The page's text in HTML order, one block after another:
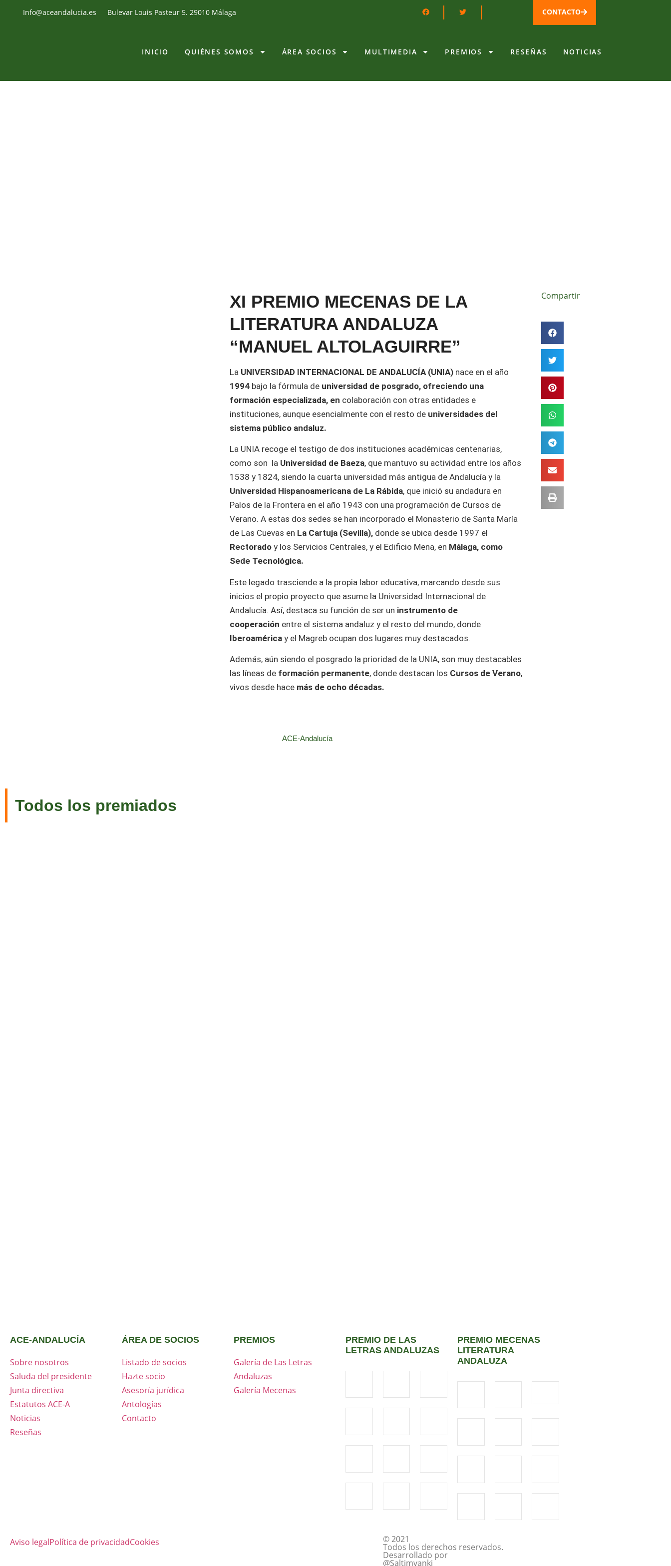
Info@aceandalucia.es Bulevar Louis Pasteur 5. 29010 Málaga CONTACTO
INICIO QUIÉNES SOMOS ÁREA SOCIOS MULTIMEDIA PREMIOS RESEÑAS NOTICIAS
XI PREMIO MECENAS DE LA
LITERATURA ANDALUZA
“MANUEL ALTOLAGUIRRE”
La UNIVERSIDAD INTERNACIONAL DE ANDALUCÍA (UNIA)nace en el año
1994bajo la fórmula de universidad de posgrado, ofreciendo una
formación especializada, en colaboración con otras entidades e
instituciones, aunque esencialmente con el resto de universidades del
sistema público andaluz.
La UNIA recoge el testigo de dos instituciones académicas centenarias,
como son la Universidad de Baeza, que mantuvo su actividad entre los años
1538 y 1824, siendo la cuarta universidad más antigua de Andalucía y la
Universidad Hispanoamericana de La Rábida, que inició su andadura en
Palos de la Frontera en el año 1943 con una programación de Cursos de
Verano. A estas dos sedes se han incorporado el Monasterio de Santa María
de Las Cuevas en La Cartuja (Sevilla), donde se ubica desde 1997 el
Rectorado y los Servicios Centrales, y el Edificio Mena, en Málaga, como
Sede Tecnológica.
Este legado trasciende a la propia labor educativa, marcando desde sus
inicios el propio proyecto que asume la Universidad Internacional de
Andalucía. Así, destaca su función de ser un instrumento de
cooperación entre el sistema andaluz y el resto del mundo, donde
Iberoaméricay el Magreb ocupan dos lugares muy destacados.
Además, aún siendo el posgrado la prioridad de la UNIA, son muy destacables
las líneas de formación permanente, donde destacan los Cursos de Verano,
vivos desde hace más de ocho décadas.
ACE-Andalucía
Compartir
Todos los premiados
ACE-ANDALUCÍA
Sobre nosotros
Saluda del presidente
Junta directiva
Estatutos ACE-A
Noticias
Reseñas
ÁREA DE SOCIOS
Listado de socios
Hazte socio
Asesoría jurídica
Antologías
Contacto
PREMIOS
Galería de Las Letras
Andaluzas
Galería Mecenas
PREMIO DE LAS
LETRAS ANDALUZAS
PREMIO MECENAS
LITERATURA
ANDALUZA
Aviso legalPolítica de privacidadCookies © 2021
Todos los derechos reservados.
Desarrollado por
@Saltimvanki